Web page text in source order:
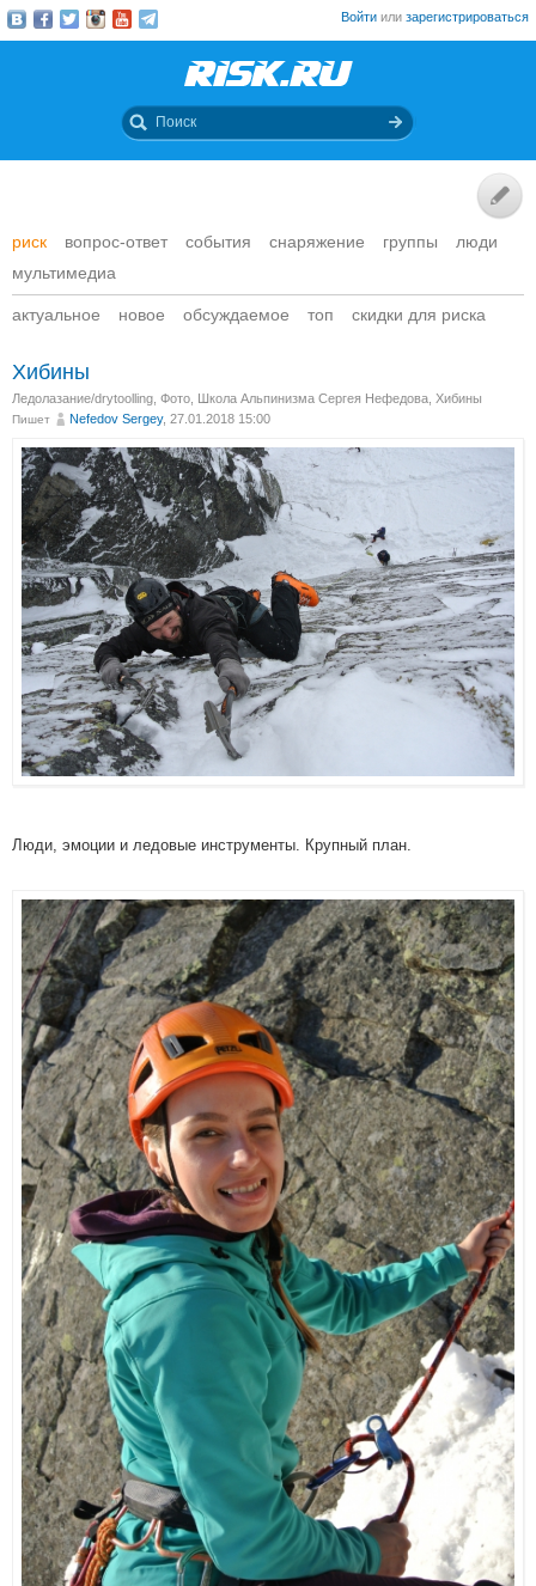
Войти или зарегистрироваться
риск вопрос-ответ события снаряжение группы
люди
мультимедиа
актуальное новое обсуждаемое топ скидки для риска
Хибины
Ледолазание/drytoolling Фото Школа Альпинизма Сергея Нефедова Хибины
Пишет Nefedov Sergey, 27.01.2018 15:00
Люди, эмоции и ледовые инструменты. Крупный план.